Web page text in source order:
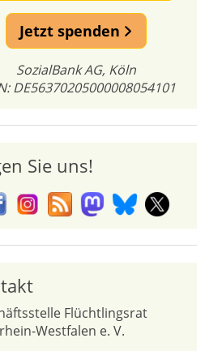
Jetzt spenden
SozialBank AG, Köln
DE56370205000008054101
Sie uns!
Flüchtlingsrat
Westfalen e. V.